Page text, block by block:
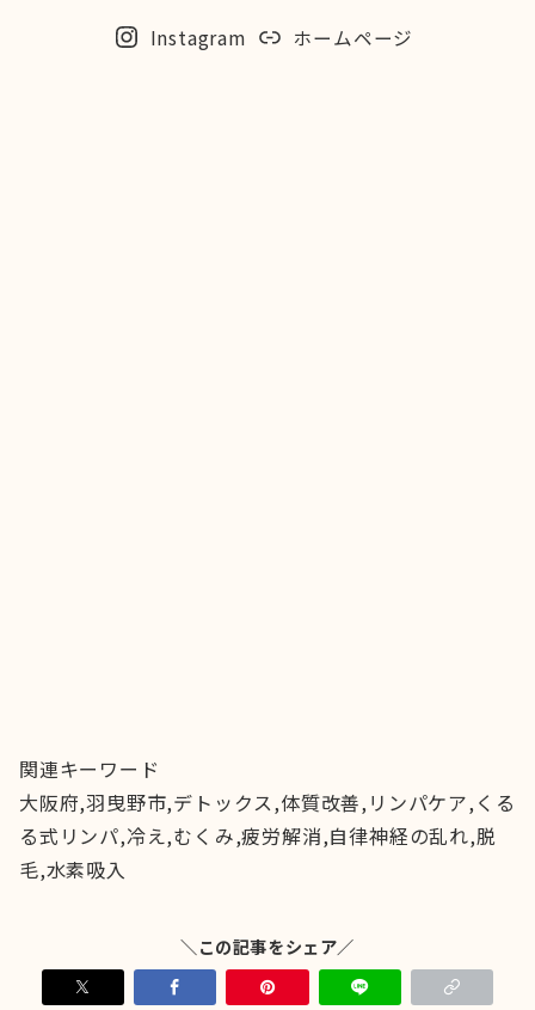
Instagram ホームページ
関連キーワード
大阪府,羽曳野市,デトックス,体質改善,リンパケア,くる
る式リンパ,冷え,むくみ,疲労解消,自律神経の乱れ,脱
毛,水素吸入
＼この記事をシェア／